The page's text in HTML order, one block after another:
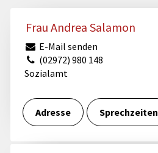
Frau Andrea Salamon
E-Mail senden
(02972) 980 148
Sozialamt
Adresse Sprechzeiten